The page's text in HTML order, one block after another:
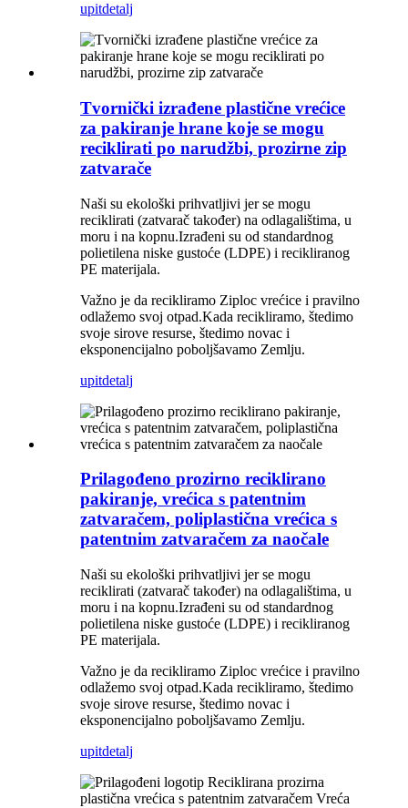
upitdetalj
Tvornički izrađene plastične vrećice
za pakiranje hrane koje se mogu
reciklirati po narudžbi, prozirne zip
zatvarače
Naši su ekološki prihvatljivi jer se mogu
reciklirati (zatvarač također) na odlagalištima, u
moru i na kopnu.Izrađeni su od standardnog
polietilena niske gustoće (LDPE) i recikliranog
PE materijala.
Važno je da recikliramo Ziploc vrećice i pravilno
odlažemo svoj otpad.Kada recikliramo, štedimo
svoje sirove resurse, štedimo novac i
eksponencijalno poboljšavamo Zemlju.
upitdetalj
Prilagođeno prozirno reciklirano
pakiranje, vrećica s patentnim
zatvaračem, poliplastična vrećica s
patentnim zatvaračem za naočale
Naši su ekološki prihvatljivi jer se mogu
reciklirati (zatvarač također) na odlagalištima, u
moru i na kopnu.Izrađeni su od standardnog
polietilena niske gustoće (LDPE) i recikliranog
PE materijala.
Važno je da recikliramo Ziploc vrećice i pravilno
odlažemo svoj otpad.Kada recikliramo, štedimo
svoje sirove resurse, štedimo novac i
eksponencijalno poboljšavamo Zemlju.
upitdetalj